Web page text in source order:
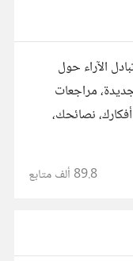
الآراء حول
مراجعات
نصائحك،
89.8 ألف متابع